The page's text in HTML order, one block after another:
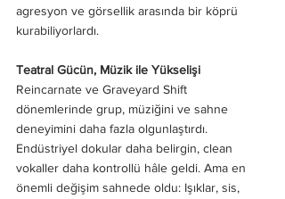
agresyon ve görsellik arasında bir köprü
kurabiliyorlardı.
Teatral Gücün, Müzik ile Yükselişi
Reincarnate ve Graveyard Shift
dönemlerinde grup, müziğini ve sahne
deneyimini daha fazla olgunlaştırdı.
Endüstriyel dokular daha belirgin, clean
vokaller daha kontrollü hâle geldi. Ama en
önemli değişim sahnede oldu: Işıklar, sis,